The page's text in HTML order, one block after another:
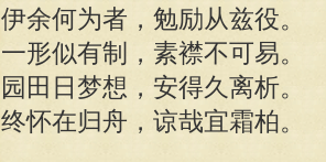
伊余何为者，勉励从兹役。
一形似有制，素襟不可易。
园田日梦想，安得久离析。
终怀在归舟，谅哉宜霜柏。